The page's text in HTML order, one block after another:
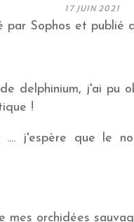
17 JUIN 2021
par Sophos et publié
delphinium, j'ai pu
!
j'espère que le
mes orchidées